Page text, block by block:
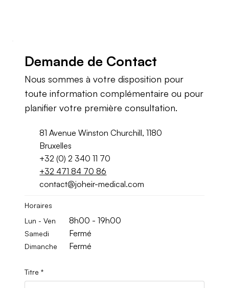
Titre *
Demande de Contact
Nous sommes à votre disposition pour
toute information complémentaire ou pour
planifier votre première consultation.
81 Avenue Winston Churchill, 1180
Bruxelles
+32 (0) 2 340 11 70
+32 471 84 70 86
contact@joheir-medical.com
Horaires
Lun - Ven
8h00 - 19h00
Samedi Fermé
Dimanche Fermé